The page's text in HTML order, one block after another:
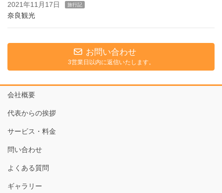
2021年11月17日 旅行記
奈良観光
お問い合わせ
3営業日以内に返信いたします。
会社概要
代表からの挨拶
サービス・料金
問い合わせ
よくある質問
ギャラリー